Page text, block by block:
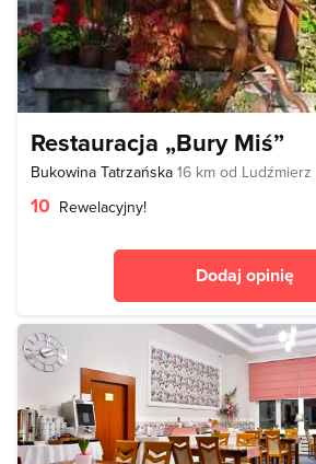
Restauracja „Bury Miś”
Bukowina Tatrzańska 16 km od Ludźmierz
10 Rewelacyjny!
Dodaj opinię